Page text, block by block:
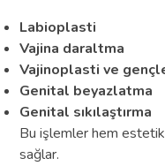
Labioplasti
Vajina daraltma
Vajinoplasti ve
Genital beyazlatma
Genital sıkılaştırma
Bu işlemler hem
sağlar.